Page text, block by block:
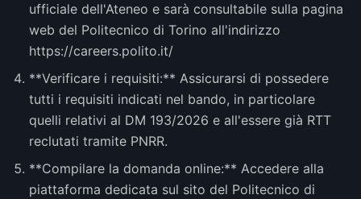
ufficiale dell'Ateneo e sarà consultabile sulla pagina
web del Politecnico di Torino all'indirizzo
https://careers.polito.it/
**Verificare i requisiti:** Assicurarsi di possedere
tutti i requisiti indicati nel bando, in particolare
quelli relativi al DM 193/2026 e all'essere già RTT
reclutati tramite PNRR.
**Compilare la domanda online:** Accedere alla
piattaforma dedicata sul sito del Politecnico di